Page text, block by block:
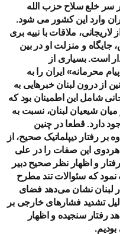
سر خلع سلاح حزب الله
وارد این کشور می شود.
ملاقات با نبیه بری
و منزلت او در بین
است. بسیاری از
محرمانه» ایران را به
درون لبنان خبرهایی به
شامل این اطمینان بود که
شیعیان لبنان، نسبت به
دارد. قطعا در چنین
بر رفتار دیپلماتیک صحیح، از
هردوی این صفات را در علی
و اظهار نظر صحیح دبیر
نمود که سئوالات تند مطرح
لبنان نشان می‌دهد فضای
تشدید فشارهای خارجی بر
رفتار سنجیده و اظهار